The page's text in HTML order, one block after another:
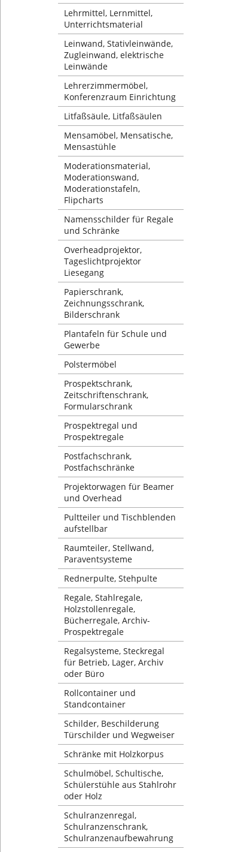
Lehrmittel, Lernmittel,
Unterrichtsmaterial
Leinwand, Stativleinwände,
Zugleinwand, elektrische
Leinwände
Lehrerzimmermöbel,
Konferenzraum Einrichtung
Litfaßsäule, Litfaßsäulen
Mensamöbel, Mensatische,
Mensastühle
Moderationsmaterial,
Moderationswand,
Moderationstafeln,
Flipcharts
Namensschilder für Regale
und Schränke
Overheadprojektor,
Tageslichtprojektor
Liesegang
Papierschrank,
Zeichnungsschrank,
Bilderschrank
Plantafeln für Schule und
Gewerbe
Polstermöbel
Prospektschrank,
Zeitschriftenschrank,
Formularschrank
Prospektregal und
Prospektregale
Postfachschrank,
Postfachschränke
Projektorwagen für Beamer
und Overhead
Pultteiler und Tischblenden
aufstellbar
Raumteiler, Stellwand,
Paraventsysteme
Rednerpulte, Stehpulte
Regale, Stahlregale,
Holzstollenregale,
Bücherregale, Archiv-
Prospektregale
Regalsysteme, Steckregal
für Betrieb, Lager, Archiv
oder Büro
Rollcontainer und
Standcontainer
Schilder, Beschilderung
Türschilder und Wegweiser
Schränke mit Holzkorpus
Schulmöbel, Schultische,
Schülerstühle aus Stahlrohr
oder Holz
Schulranzenregal,
Schulranzenschrank,
Schulranzenaufbewahrung